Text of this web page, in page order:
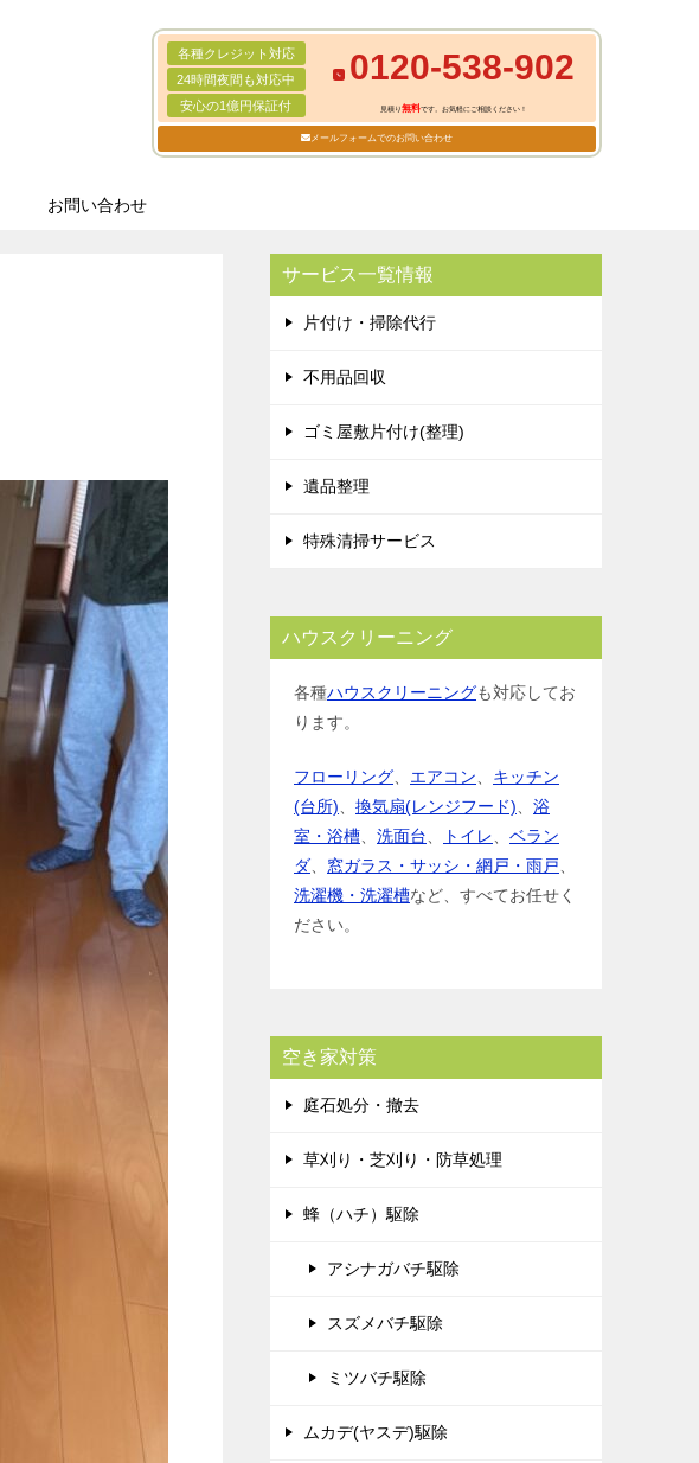
各種クレジット対応
24時間夜間も対応中
安心の1億円保証付
0120-538-902
見積り無料です。お気軽にご相談ください！
メールフォームでのお問い合わせ
お問い合わせ
サービス一覧情報
片付け・掃除代行
不用品回収
ゴミ屋敷片付け(整理)
遺品整理
特殊清掃サービス
ハウスクリーニング
各種ハウスクリーニングも対応してお
ります。
フローリング エアコン
キッチン
(台所)
換気扇(レンジフード)
浴
室・浴槽
洗面台 トイレ
ベラン
ダ
窓ガラス・サッシ・網戸・雨戸
洗濯機・洗濯槽など、すべてお任せく
ださい。
空き家対策
庭石処分・撤去
草刈り・芝刈り・防草処理
蜂（ハチ）駆除
アシナガバチ駆除
スズメバチ駆除
ミツバチ駆除
ムカデ(ヤスデ)駆除